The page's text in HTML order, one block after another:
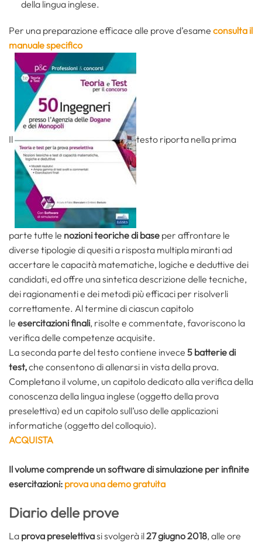
della lingua inglese.
Per una preparazione efficace alle prove d’esame consulta il
manuale specifico
Il testo riporta nella prima
parte tutte le nozioni teoriche di base per affrontare le
diverse tipologie di quesiti a risposta multipla miranti ad
accertare le capacità matematiche, logiche e deduttive dei
candidati, ed offre una sintetica descrizione delle tecniche,
dei ragionamenti e dei metodi più efficaci per risolverli
correttamente. Al termine di ciascun capitolo
le esercitazioni finali, risolte e commentate, favoriscono la
verifica delle competenze acquisite.
La seconda parte del testo contiene invece 5 batterie di
test,che consentono di allenarsi in vista della prova.
Completano il volume, un capitolo dedicato alla verifica della
conoscenza della lingua inglese (oggetto della prova
preselettiva) ed un capitolo sull’uso delle applicazioni
informatiche (oggetto del colloquio).
ACQUISTA
Il volume comprende un software di simulazione per infinite
esercitazioni: prova una demo gratuita
Diario delle prove
La prova preselettivasi svolgerà il27 giugno 2018, alle ore